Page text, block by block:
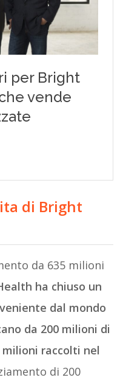
di Bright
da 635 milioni
ha chiuso un
dal mondo
da 200 milioni di
milioni raccolti nel
di 200